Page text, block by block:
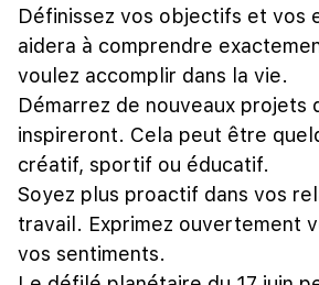
Définissez vos objectifs et vos
aidera à comprendre
voulez accomplir dans la vie.
Démarrez de nouveaux projets
inspireront. Cela peut être
créatif, sportif ou éducatif.
Soyez plus proactif dans vos
travail. Exprimez ouvertement
vos sentiments.